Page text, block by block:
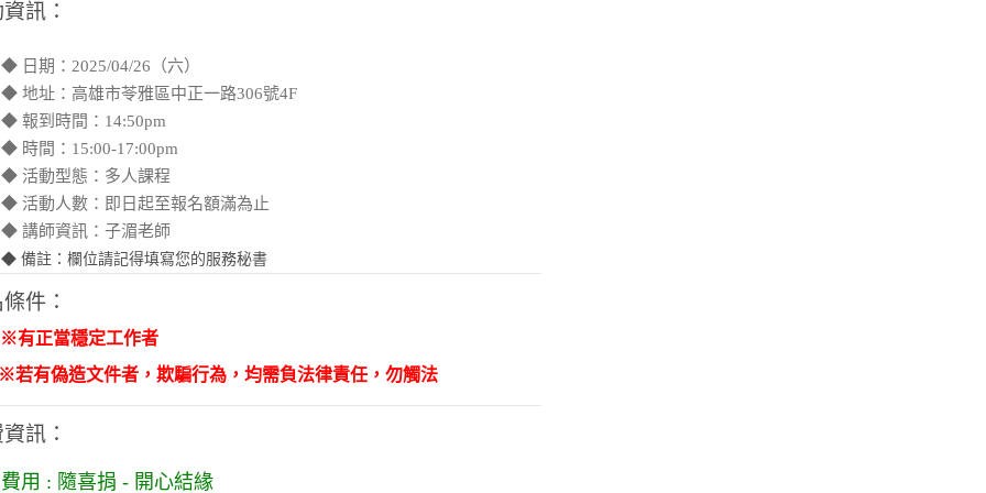
訊：
◆ 日期：2025/04/26（六）
◆ 地址：高雄市苓雅區中正一路306號4F
◆ 報到時間：14:50pm
◆ 時間：15:00-17:00pm
◆ 活動型態：多人課程
◆ 活動人數：即日起至報名額滿為止
◆ 講師資訊：子湄老師
◆ 備註：欄位請記得填寫您的服務秘書
件：
※有正當穩定工作者
偽造文件者，欺騙行為，均需負法律責任，勿觸法
訊：
費用 : 隨喜捐 - 開心結緣